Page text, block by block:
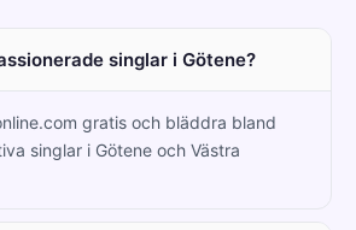
singlar i Götene?
gratis och bläddra bland
singlar i Götene och Västra